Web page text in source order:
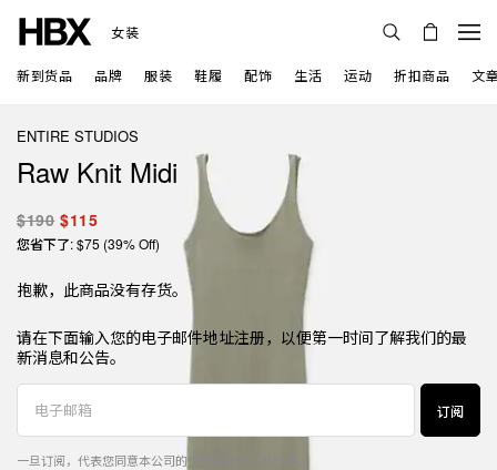
女装
新到货品 品牌 服装 鞋履 配饰 生活 运动 折扣商品 文
ENTIRE STUDIOS
Raw Knit Midi
$190 $115
您省下了: $75 (39% Off)
抱歉，此商品没有存货。
请在下面输入您的电子邮件地址注册，以便第一时间了解我们的最
新消息和公告。
订阅
一旦订阅，代表您同意本公司的